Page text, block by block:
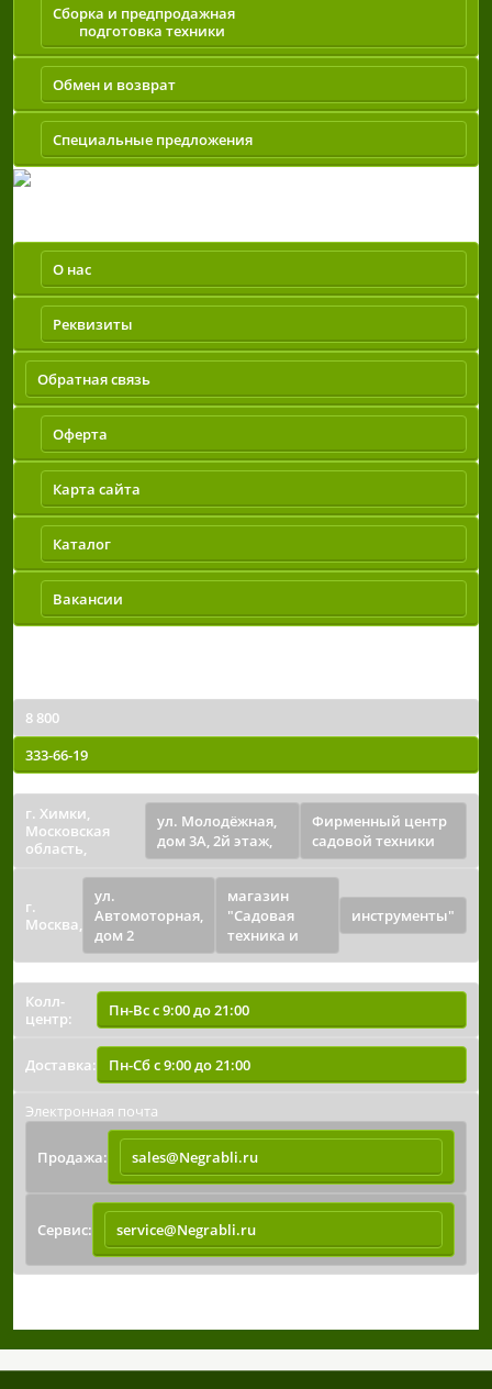
Сборка и предпродажная
подготовка техники
Обмен и возврат
Специальные предложения
О нас
Реквизиты
Обратная связь
Оферта
Карта сайта
Каталог
Вакансии
8 800
333-66-19
г. Химки,
Московская
область,
ул. Молодёжная,
дом 3А, 2й этаж,
Фирменный центр
садовой техники
г.
Москва,
ул.
Автомоторная,
дом 2
магазин
"Садовая
техника и
инструменты"
Колл-
центр:
Пн-Вс с 9:00 до 21:00
Доставка: Пн-Сб с 9:00 до 21:00
Электронная почта
Продажа: sales@Negrabli.ru
Сервис: service@Negrabli.ru